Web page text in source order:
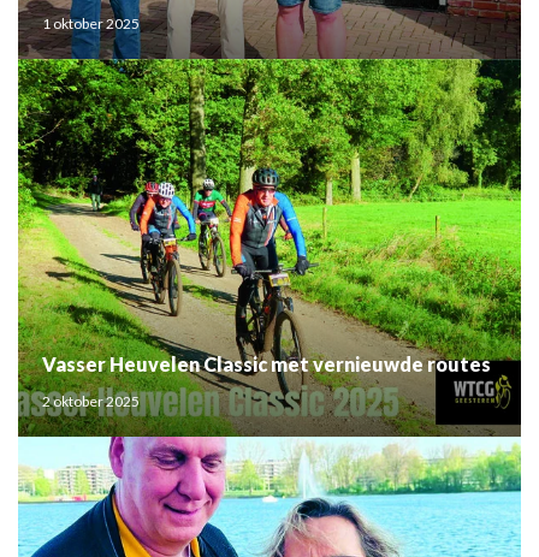
1 oktober 2025
Vasser Heuvelen Classic met vernieuwde routes
2 oktober 2025